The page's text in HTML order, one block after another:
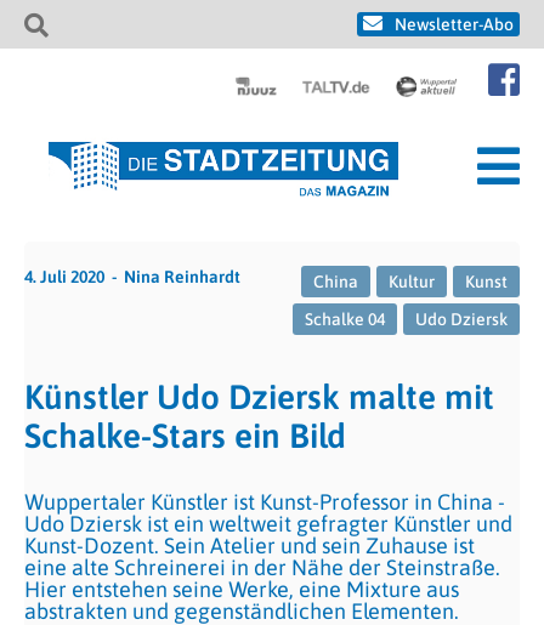
Newsletter-Abo
4. Juli 2020 Nina Reinhardt China Kultur
Kunst
Schalke 04
Udo Dziersk
Künstler Udo Dziersk malte mit
Schalke-Stars ein Bild
Wuppertaler Künstler ist Kunst-Professor in China -
Udo Dziersk ist ein weltweit gefragter Künstler und
Kunst-Dozent. Sein Atelier und sein Zuhause ist
eine alte Schreinerei in der Nähe der Steinstraße.
Hier entstehen seine Werke, eine Mixture aus
abstrakten und gegenständlichen Elementen.